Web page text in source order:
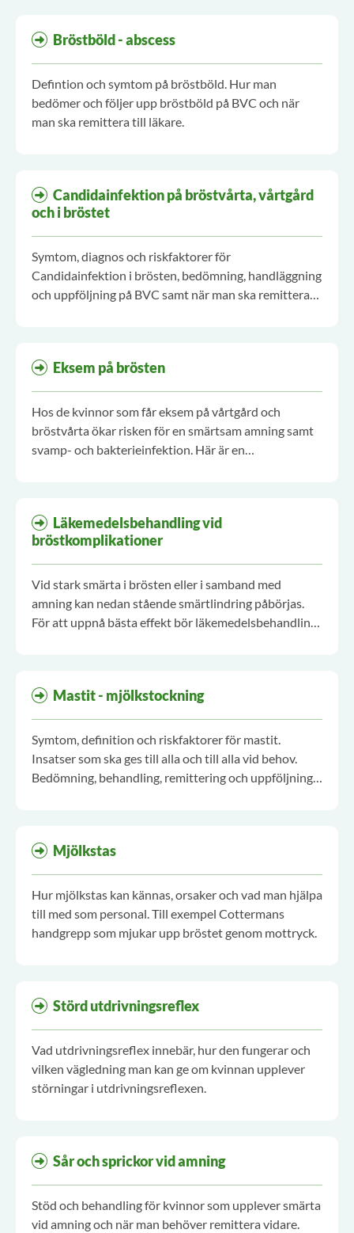
Bröstböld - abscess
Defintion och symtom på bröstböld. Hur man
bedömer och följer upp bröstböld på BVC och när
man ska remittera till läkare.
Candidainfektion på bröstvårta, vårtgård
och i bröstet
Symtom, diagnos och riskfaktorer för
Candidainfektion i brösten, bedömning, handläggning
och uppföljning på BVC samt när man ska remittera
Eksem på brösten
Hos de kvinnor som får eksem på vårtgård och
bröstvårta ökar risken för en smärtsam amning samt
svamp- och bakterieinfektion. Här är en
brösten.Läkemedelsbehandling vid
bröstkomplikationer
Vid stark smärta i brösten eller i samband med
amning kan nedan stående smärtlindring påbörjas.
För att uppnå bästa effekt bör läkemedelsbehandling
Mastit - mjölkstockning
Symtom, definition och riskfaktorer för mastit.
Insatser som ska ges till alla och till alla vid behov.
Bedömning, behandling, remittering och uppföljning
Mjölkstas
Hur mjölkstas kan kännas, orsaker och vad man hjälpa
till med som personal. Till exempel Cottermans
handgrepp som mjukar upp bröstet genom mottryck.
Störd utdrivningsreflex
Vad utdrivningsreflex innebär, hur den fungerar och
vilken vägledning man kan ge om kvinnan upplever
störningar i utdrivningsreflexen.
Sår och sprickor vid amning
Stöd och behandling för kvinnor som upplever smärta
vid amning och när man behöver remittera vidare.